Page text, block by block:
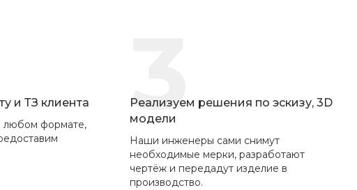
и ТЗ клиента
любом формате,
3
Реализуем решения по эскизу, 3D
модели
Наши инженеры сами снимут
необходимые мерки, разработают
чертёж и передадут изделие в
производство.